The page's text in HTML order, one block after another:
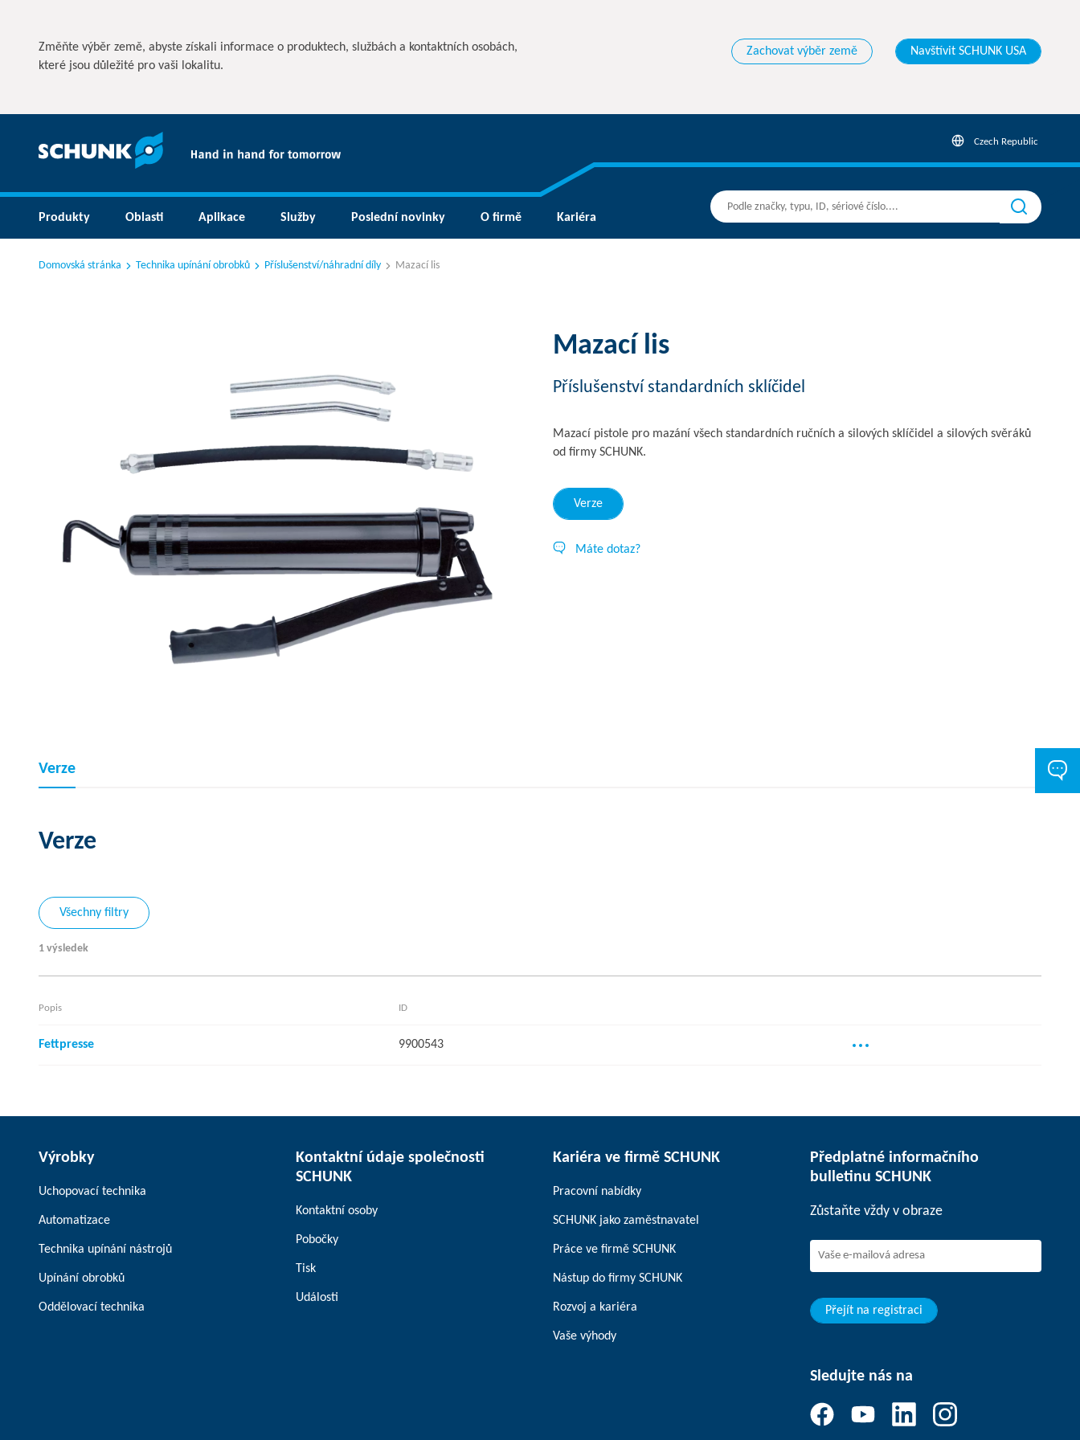
Změňte výběr země, abyste získali informace o produktech, službách a kontaktních osobách,
které jsou důležité pro vaši lokalitu.
Zachovat výběr země Navštívit SCHUNK USA
Czech Republic
Produkty Oblasti Aplikace Služby Poslední novinky O firmě Kariéra
Domovská stránka Technika upínání obrobků Příslušenství/náhradní díly Mazací lis
Mazací lis
Příslušenství standardních sklíčidel
Mazací pistole pro mazání všech standardních ručních a silových sklíčidel a silových svěráků
od firmy SCHUNK.
Verze
Máte dotaz?
Verze
Verze
Všechny filtry
1 výsledek
Popis ID
Fettpresse 9900543
Výrobky
Uchopovací technika
Automatizace
Technika upínání nástrojů
Upínání obrobků
Oddělovací technika
Kontaktní údaje společnosti
SCHUNK
Kontaktní osoby
Pobočky
Tisk
Události
Kariéra ve firmě SCHUNK
Pracovní nabídky
SCHUNK jako zaměstnavatel
Práce ve firmě SCHUNK
Nástup do firmy SCHUNK
Rozvoj a kariéra
Vaše výhody
Předplatné informačního
bulletinu SCHUNK
Zůstaňte vždy v obraze
Přejít na registraci
Sledujte nás na